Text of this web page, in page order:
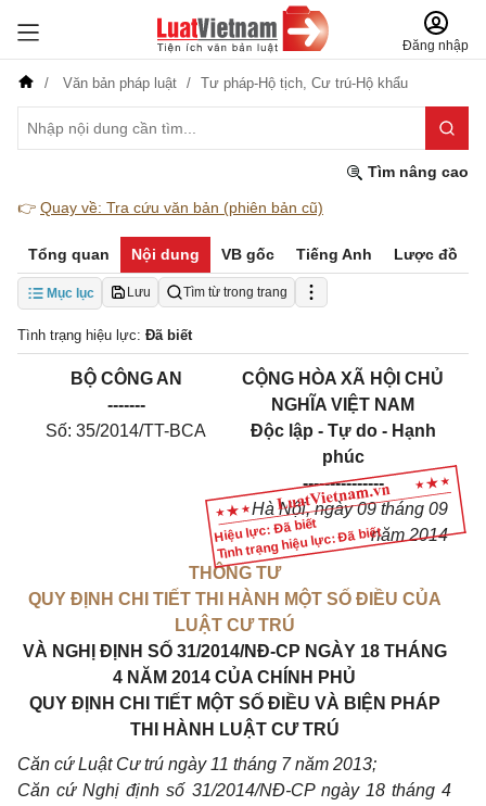
Đăng nhập
Văn bản pháp luật Tư pháp-Hộ tịch, Cư trú-Hộ khẩu
Tìm nâng cao
👉 Quay về: Tra cứu văn bản (phiên bản cũ)
Tổng quan Nội dung VB gốc Tiếng Anh Lược đồ
Mục lục Lưu Tìm từ trong trang
Tình trạng hiệu lực: Đã biết
Hiệu lực: Đã biết
Tình trạng hiệu lực: Đã biết
BỘ CÔNG AN
-------
Số: 35/2014/TT-BCA
CỘNG HÒA XÃ HỘI CHỦ
NGHĨA VIỆT NAM
Độc lập - Tự do - Hạnh
phúc
---------------
Hà Nội, ngày 09 tháng 09
năm 2014
THÔNG TƯ
QUY ĐỊNH CHI TIẾT THI HÀNH MỘT SỐ ĐIỀU CỦA
LUẬT CƯ TRÚ
VÀ NGHỊ ĐỊNH SỐ 31/2014/NĐ-CP NGÀY 18 THÁNG
4 NĂM 2014 CỦA CHÍNH PHỦ
QUY ĐỊNH CHI TIẾT MỘT SỐ ĐIỀU VÀ BIỆN PHÁP
THI HÀNH LUẬT CƯ TRÚ
Căn cứ Luật Cư trú ngày 11 tháng 7 năm 2013;
Căn cứ Nghị định số 31/2014/NĐ-CP ngày 18 tháng 4